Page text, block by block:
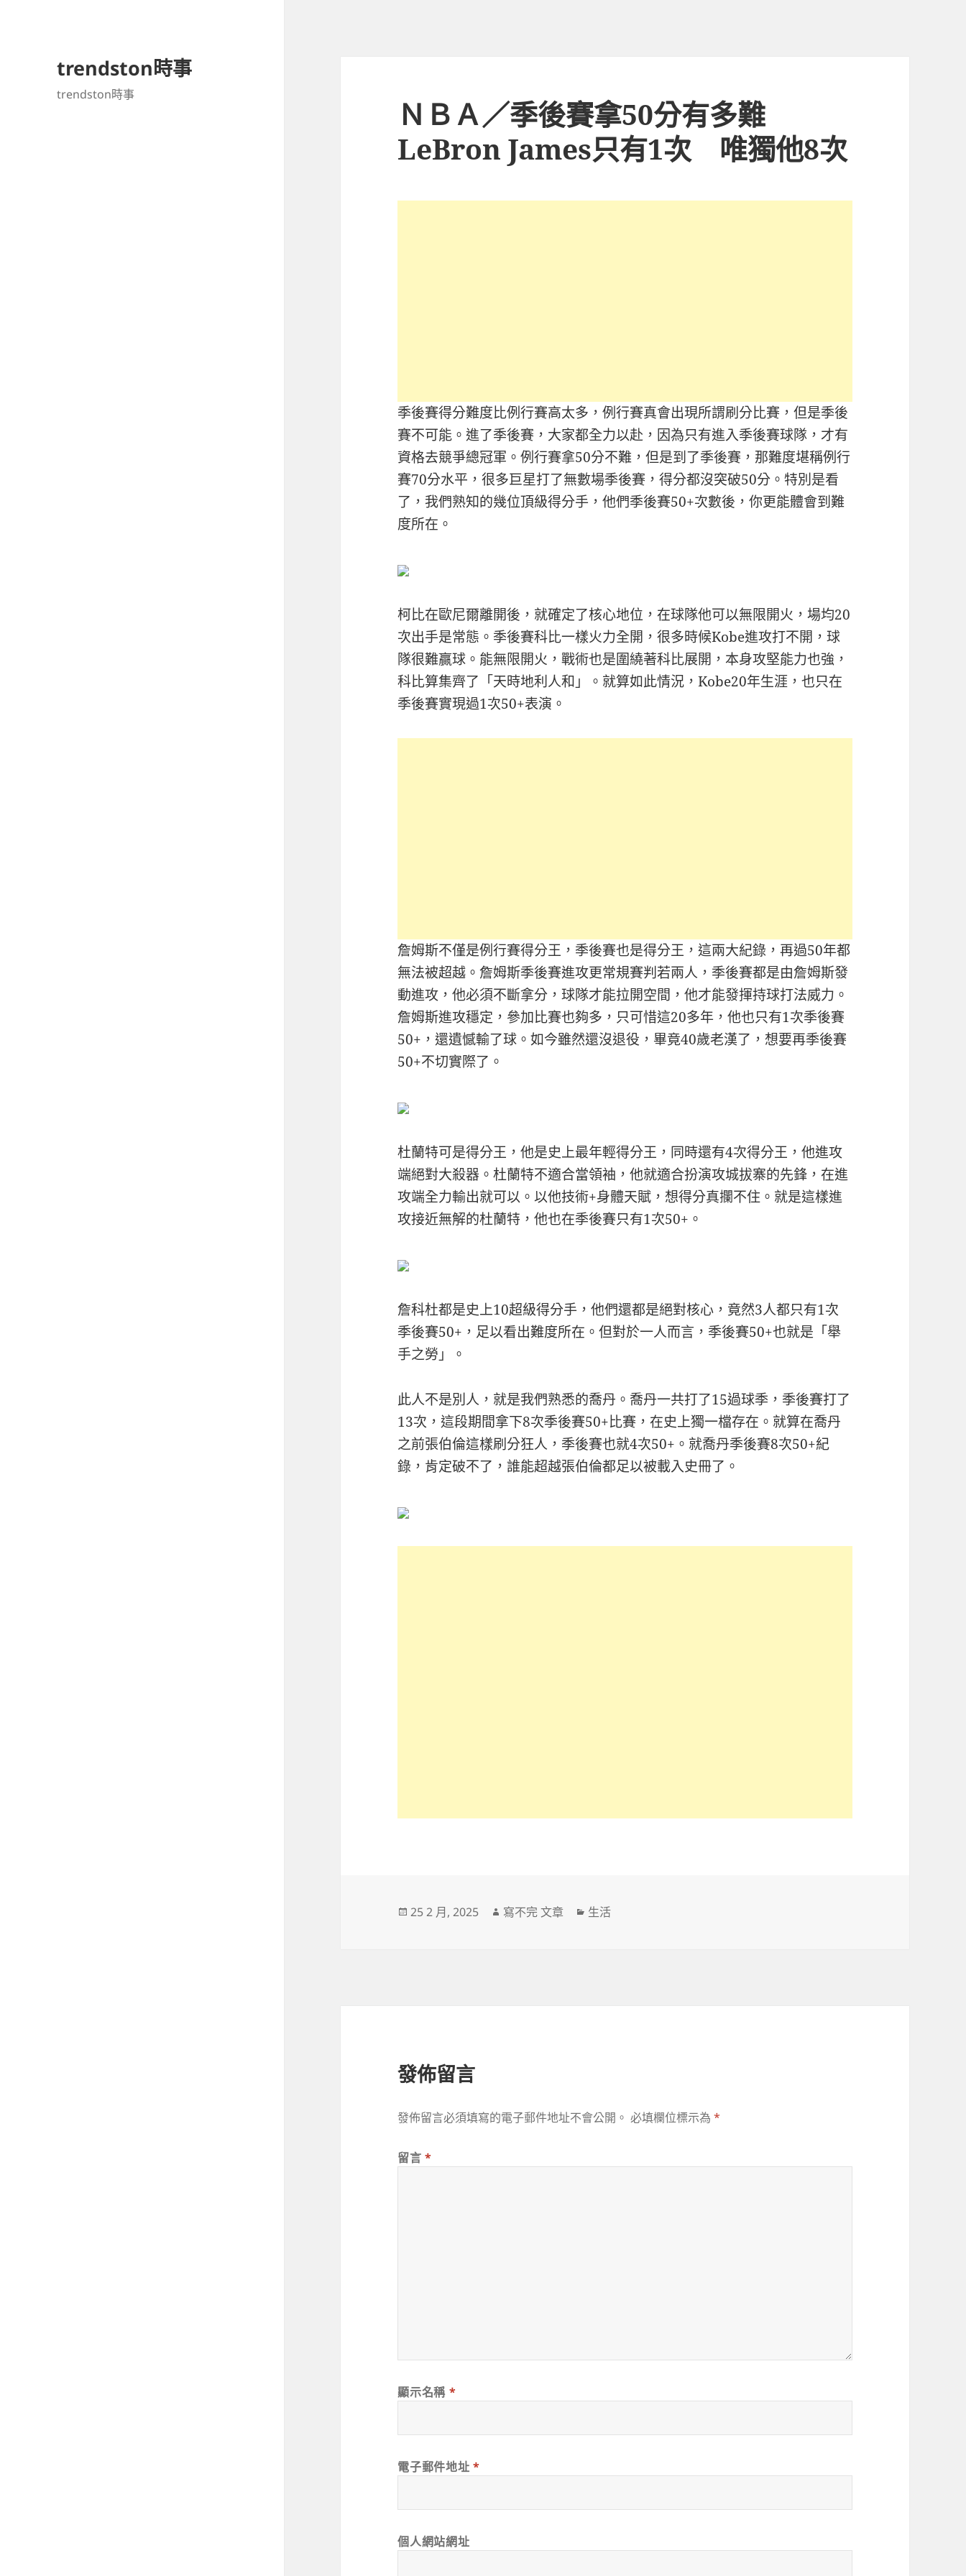
trendston時事
trendston時事
ＮＢＡ／季後賽拿50分有多難
LeBron James只有1次 唯獨他8次
季後賽得分難度比例行賽高太多，例行賽真會出現所謂刷分比賽，但是季後
賽不可能。進了季後賽，大家都全力以赴，因為只有進入季後賽球隊，才有
資格去競爭總冠軍。例行賽拿50分不難，但是到了季後賽，那難度堪稱例行
賽70分水平，很多巨星打了無數場季後賽，得分都沒突破50分。特別是看
了，我們熟知的幾位頂級得分手，他們季後賽50+次數後，你更能體會到難
度所在。
柯比在歐尼爾離開後，就確定了核心地位，在球隊他可以無限開火，場均20
次出手是常態。季後賽科比一樣火力全開，很多時候Kobe進攻打不開，球
隊很難贏球。能無限開火，戰術也是圍繞著科比展開，本身攻堅能力也強，
科比算集齊了「天時地利人和」。就算如此情況，Kobe20年生涯，也只在
季後賽實現過1次50+表演。
詹姆斯不僅是例行賽得分王，季後賽也是得分王，這兩大紀錄，再過50年都
無法被超越。詹姆斯季後賽進攻更常規賽判若兩人，季後賽都是由詹姆斯發
動進攻，他必須不斷拿分，球隊才能拉開空間，他才能發揮持球打法威力。
詹姆斯進攻穩定，參加比賽也夠多，只可惜這20多年，他也只有1次季後賽
50+，還遺憾輸了球。如今雖然還沒退役，畢竟40歲老漢了，想要再季後賽
50+不切實際了。
杜蘭特可是得分王，他是史上最年輕得分王，同時還有4次得分王，他進攻
端絕對大殺器。杜蘭特不適合當領袖，他就適合扮演攻城拔寨的先鋒，在進
攻端全力輸出就可以。以他技術+身體天賦，想得分真攔不住。就是這樣進
攻接近無解的杜蘭特，他也在季後賽只有1次50+。
詹科杜都是史上10超級得分手，他們還都是絕對核心，竟然3人都只有1次
季後賽50+，足以看出難度所在。但對於一人而言，季後賽50+也就是「舉
手之勞」。
此人不是別人，就是我們熟悉的喬丹。喬丹一共打了15過球季，季後賽打了
13次，這段期間拿下8次季後賽50+比賽，在史上獨一檔存在。就算在喬丹
之前張伯倫這樣刷分狂人，季後賽也就4次50+。就喬丹季後賽8次50+紀
錄，肯定破不了，誰能超越張伯倫都足以被載入史冊了。
發
25 2 月, 2025
作
寫不完 文章
分
生活
發佈留言
發佈留言必須填寫的電子郵件地址不會公開。 必填欄位標示為*
留言*
顯示名稱 *
電子郵件地址 *
個人網站網址